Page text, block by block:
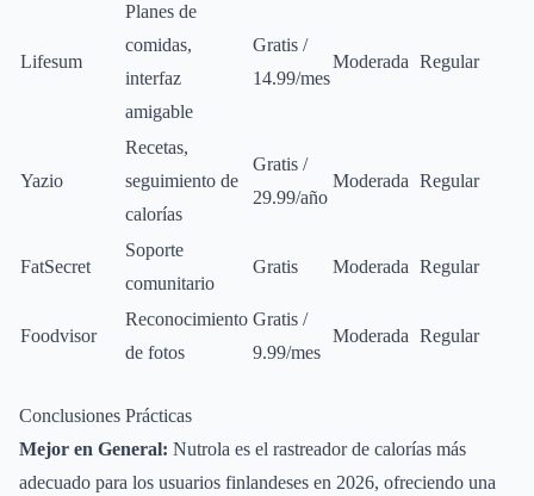
Lifesum
Planes de
comidas,
interfaz
amigable
Gratis /
14.99/mes
Moderada Regular
Yazio
Recetas,
seguimiento de
calorías
Gratis /
29.99/año
Moderada Regular
FatSecret
Soporte
comunitario
Gratis Moderada Regular
Foodvisor
Reconocimiento
de fotos
Gratis /
9.99/mes
Moderada Regular
Conclusiones Prácticas
Mejor en General: Nutrola es el rastreador de calorías más
adecuado para los usuarios finlandeses en 2026, ofreciendo una